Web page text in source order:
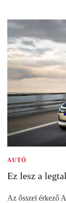
AUTÓ
Ez lesz a
Az ősszel érkező